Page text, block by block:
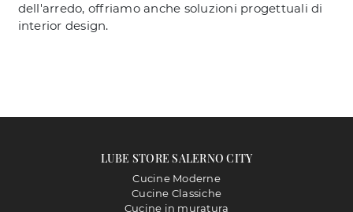
dell'arredo, offriamo anche soluzioni progettuali di
interior design.
LUBE STORE SALERNO CITY
Cucine Moderne
Cucine Classiche
Cucine in muratura